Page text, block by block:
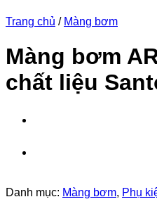
Trang chủ / Màng bơm
Màng bơm
chất liệu
Danh mục: Màng bơm, Phụ